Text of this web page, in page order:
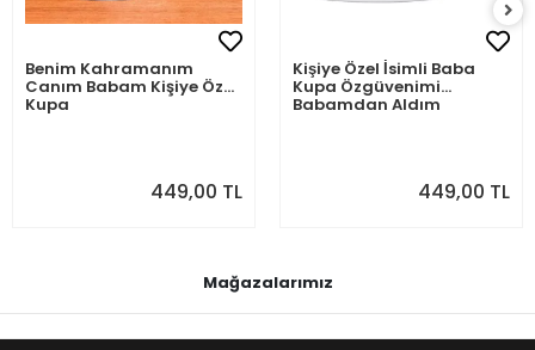
Benim Kahramanım
Canım Babam Kişiye Özel
Kupa
449,00 TL
Kişiye Özel İsimli Baba
Kupa Özgüvenimi
Babamdan Aldım
449,00 TL
Mağazalarımız